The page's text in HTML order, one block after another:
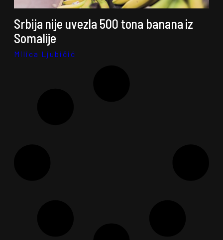
Srbija nije uvezla 500 tona banana iz
Somalije
Milica Ljubičić